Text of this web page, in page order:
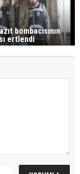
bombacısının
ertlendi